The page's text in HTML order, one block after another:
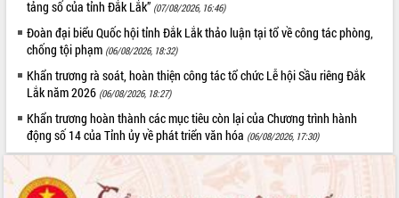
Quyết liệt cải cách hành chính, khơi
thông nguồn lực phát triển
Nâng cao hiệu lực, hiệu quả HĐND
tỉnh thông qua hiện đại hóa hành chính
Xã Ea Phê gắn cải cách hành chính với
chuyển đổi số
Phó Chủ tịch Thường trực UBND tỉnh
Hồ Thị Nguyên Thảo làm việc tại Trung
tâm Phục vụ hành chính công xã Ea
Phê
tảng số của tỉnh Đắk Lắk” (07/08/2026, 16:46)
Đoàn đại biểu Quốc hội tỉnh Đắk Lắk thảo luận tại tổ về công tác phòng,
chống tội phạm (06/08/2026, 18:32)
Khẩn trương rà soát, hoàn thiện công tác tổ chức Lễ hội Sầu riêng Đắk
Lắk năm 2026 (06/08/2026, 18:27)
Khẩn trương hoàn thành các mục tiêu còn lại của Chương trình hành
động số 14 của Tỉnh ủy về phát triển văn hóa (06/08/2026, 17:30)